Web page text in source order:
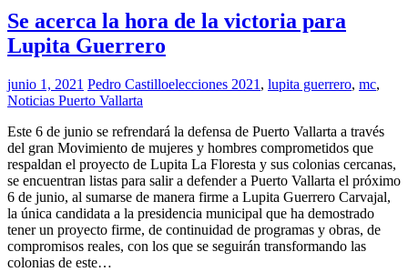
Se acerca la hora de la victoria para
Lupita Guerrero
junio 1, 2021 Pedro Castilloelecciones 2021 , lupita guerrero, mc,
Noticias Puerto Vallarta
Este 6 de junio se refrendará la defensa de Puerto Vallarta a través
del gran Movimiento de mujeres y hombres comprometidos que
respaldan el proyecto de Lupita La Floresta y sus colonias cercanas,
se encuentran listas para salir a defender a Puerto Vallarta el próximo
6 de junio, al sumarse de manera firme a Lupita Guerrero Carvajal,
la única candidata a la presidencia municipal que ha demostrado
tener un proyecto firme, de continuidad de programas y obras, de
compromisos reales, con los que se seguirán transformando las
colonias de este…